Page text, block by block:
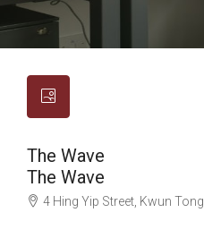
The Wave
The Wave
4 Hing Yip Street, Kwun Tong